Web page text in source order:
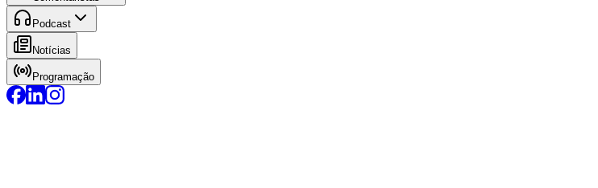
Podcast
Notícias
Programação